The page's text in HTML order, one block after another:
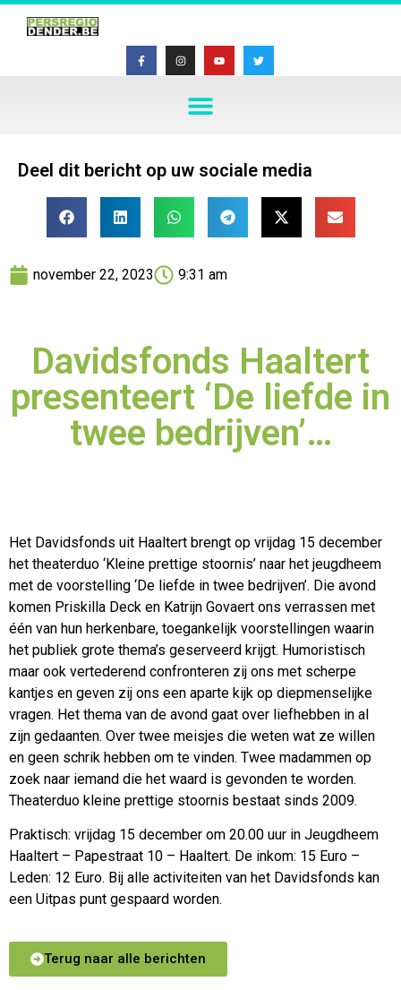
Deel dit bericht op uw sociale media
november 22, 2023 9:31 am
Davidsfonds Haaltert
presenteert ‘De liefde in
twee bedrijven’…
Het Davidsfonds uit Haaltert brengt op vrijdag 15 december
het theaterduo ‘Kleine prettige stoornis’ naar het jeugdheem
met de voorstelling ‘De liefde in twee bedrijven’. Die avond
komen Priskilla Deck en Katrijn Govaert ons verrassen met
één van hun herkenbare, toegankelijk voorstellingen waarin
het publiek grote thema’s geserveerd krijgt. Humoristisch
maar ook vertederend confronteren zij ons met scherpe
kantjes en geven zij ons een aparte kijk op diepmenselijke
vragen. Het thema van de avond gaat over liefhebben in al
zijn gedaanten. Over twee meisjes die weten wat ze willen
en geen schrik hebben om te vinden. Twee madammen op
zoek naar iemand die het waard is gevonden te worden.
Theaterduo kleine prettige stoornis bestaat sinds 2009.
Praktisch: vrijdag 15 december om 20.00 uur in Jeugdheem
Haaltert – Papestraat 10 – Haaltert. De inkom: 15 Euro –
Leden: 12 Euro. Bij alle activiteiten van het Davidsfonds kan
een Uitpas punt gespaard worden.
Terug naar alle berichten